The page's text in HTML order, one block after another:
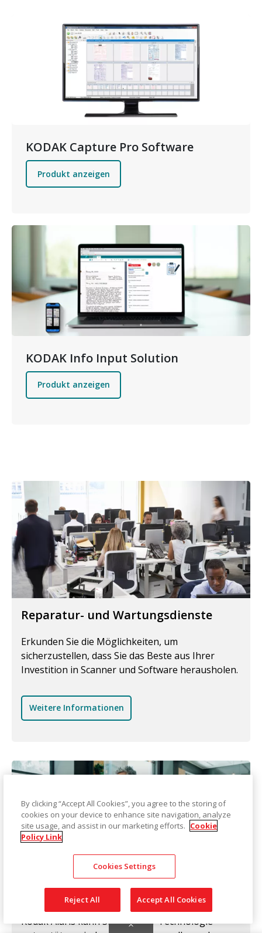
KODAK Capture Pro Software
Produkt anzeigen
Bild
KODAK Info Input Solution
Produkt anzeigen
Reparatur- und Wartungsdienste
Erkunden Sie die Möglichkeiten, um
sicherzustellen, dass Sie das Beste aus Ihrer
Investition in Scanner und Software herausholen.
Weitere Informationen
Technische Unterstützung
Kodak Alaris kann Sie bei Ihrer Technologie
By clicking “Accept All Cookies”, you agree to the storing of
cookies on your device to enhance site navigation, analyze
site usage, and assist in our marketing efforts. Cookie
Policy Link
Cookies Settings
Reject All Accept All Cookies